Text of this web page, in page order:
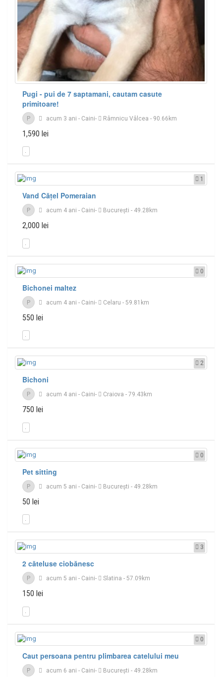
Pugi - pui de 7 saptamani, cautam casute
primitoare!
P acum 3 ani - Caini- Râmnicu Vâlcea - 90.66km
1,590 lei
1
Vand Cățel Pomeraian
P acum 4 ani - Caini- București - 49.28km
2,000 lei
0
Bichonei maltez
P acum 4 ani - Caini- Celaru - 59.81km
550 lei
2
Bichoni
P acum 4 ani - Caini- Craiova - 79.43km
750 lei
0
Pet sitting
P acum 5 ani - Caini- București - 49.28km
50 lei
3
2 căteluse ciobănesc
P acum 5 ani - Caini- Slatina - 57.09km
150 lei
0
Caut persoana pentru plimbarea catelului meu
P acum 6 ani - Caini- București - 49.28km